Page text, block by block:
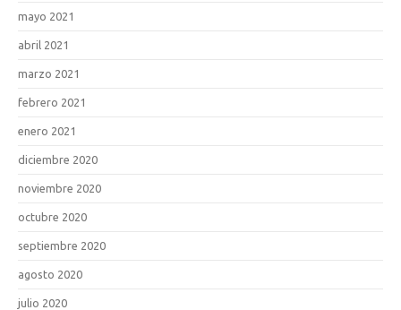
mayo 2021
abril 2021
marzo 2021
febrero 2021
enero 2021
diciembre 2020
noviembre 2020
octubre 2020
septiembre 2020
agosto 2020
julio 2020